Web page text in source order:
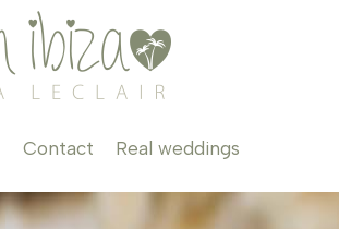
Contact Real weddings